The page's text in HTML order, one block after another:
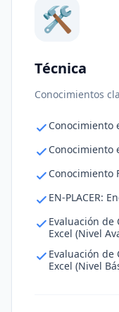
🛠️
Técnica
Conocimientos
Conocimiento
Conocimiento
Conocimiento
EN-PLACER:
Evaluación de
Excel (Nivel
Evaluación de
Excel (Nivel